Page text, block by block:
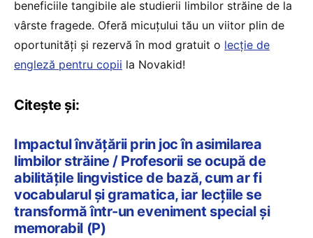
beneficiile tangibile ale studierii limbilor străine de la
vârste fragede. Oferă micuțului tău un viitor plin de
oportunități și rezervă în mod gratuit o lecție de
engleză pentru copii la Novakid!
Citește și:
Impactul învățării prin joc în asimilarea
limbilor străine / Profesorii se ocupă de
abilitățile lingvistice de bază, cum ar fi
vocabularul și gramatica, iar lecțiile se
transformă într-un eveniment special și
memorabil (P)